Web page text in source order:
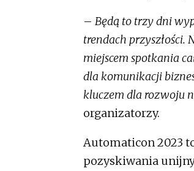
– Będą to trzy dni
trendach
miejscem spotkania
dla komunikacji
kluczem dla rozwoju
organizatorzy.
Automaticon 2023
pozyskiwania